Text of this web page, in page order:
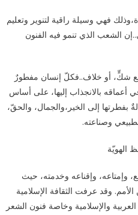
فهي وسيلة راقية لتنوير وتعليم
الشعب الذي تنمو فيه الفنون
شكٍّ، أو خلاف..فكلّ إنسان مفطورٌ
بالانجذاب إليها، على أساس
بفطرتها إلى الخير،والجمال، والحقّ،
وصناعته.
الهويّة
وإمتاعه، وإقناعه وخدمته، حيث
وقد عرفت الثقافة الإسلامية
والإسلامية وخاصة فنون الشعر